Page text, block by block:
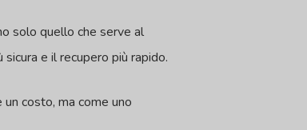
solo quello che serve al
e il recupero più rapido.
costo, ma come uno